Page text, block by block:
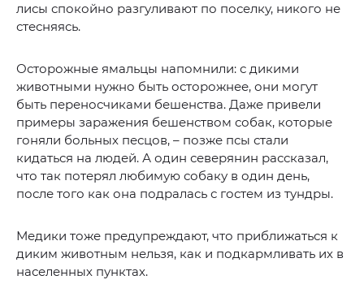
лисы спокойно разгуливают по поселку, никого не
стесняясь.
Осторожные ямальцы напомнили: с дикими
животными нужно быть осторожнее, они могут
быть переносчиками бешенства. Даже привели
примеры заражения бешенством собак, которые
гоняли больных песцов, – позже псы стали
кидаться на людей. А один северянин рассказал,
что так потерял любимую собаку в один день,
после того как она подралась с гостем из тундры.
Медики тоже предупреждают, что приближаться к
диким животным нельзя, как и подкармливать их в
населенных пунктах.